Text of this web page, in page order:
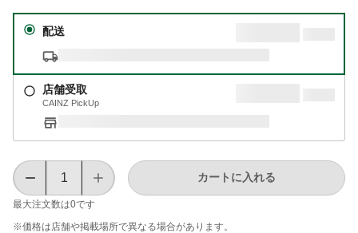
配送
店舗受取
CAINZ PickUp
最大注文数は0です
カートに入れる
※価格は​店舗や​掲載場所で​異なる​場合が​あります。